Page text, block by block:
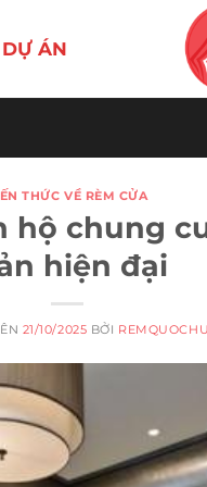
DỰ ÁN
THỨC VỀ RÈM CỬA
hộ chung
hiện đại
21/10/2025 BỞI